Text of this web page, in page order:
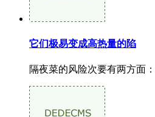
它们极易变成高热量的陷
隔夜菜的风险次要有两方面